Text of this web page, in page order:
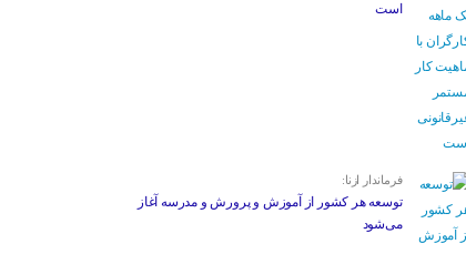
است
فرماندار ازنا:
توسعه هر کشور از آموزش و پرورش و مدرسه آغاز
می‌شود